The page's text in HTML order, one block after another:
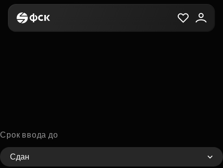
Срок ввода до
Сдан